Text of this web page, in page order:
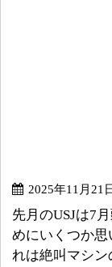
2025年11月21
先月のUSJは7
めにいくつか
れは絶叫マシ